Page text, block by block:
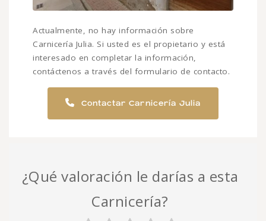
Actualmente, no hay información sobre
Carnicería Julia. Si usted es el propietario y está
interesado en completar la información,
contáctenos a través del formulario de contacto.
Contactar Carnicería Julia
¿Qué valoración le darías a esta
Carnicería?